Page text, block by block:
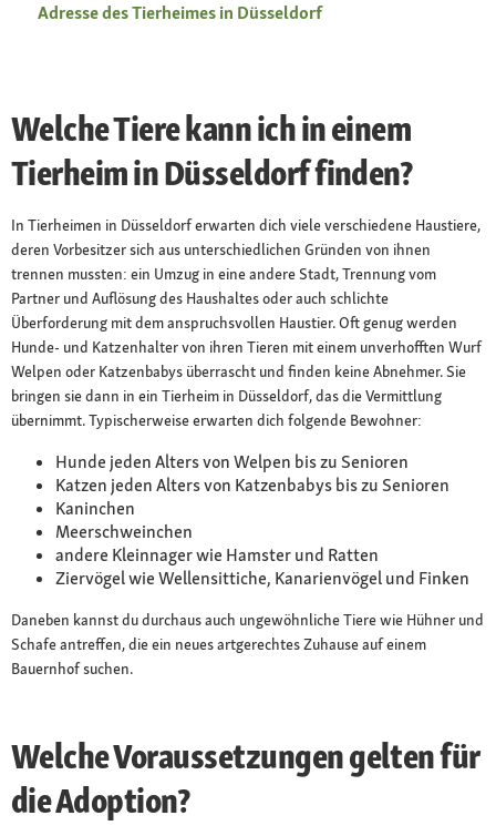
Adresse des Tierheimes in Düsseldorf
Welche Tiere kann ich in einem
Tierheim in Düsseldorf finden?
In Tierheimen in Düsseldorf erwarten dich viele verschiedene Haustiere,
deren Vorbesitzer sich aus unterschiedlichen Gründen von ihnen
trennen mussten: ein Umzug in eine andere Stadt, Trennung vom
Partner und Auflösung des Haushaltes oder auch schlichte
Überforderung mit dem anspruchsvollen Haustier. Oft genug werden
Hunde- und Katzenhalter von ihren Tieren mit einem unverhofften Wurf
Welpen oder Katzenbabys überrascht und finden keine Abnehmer. Sie
bringen sie dann in ein Tierheim in Düsseldorf, das die Vermittlung
übernimmt. Typischerweise erwarten dich folgende Bewohner:
Hunde jeden Alters von Welpen bis zu Senioren
Katzen jeden Alters von Katzenbabys bis zu Senioren
Kaninchen
Meerschweinchen
andere Kleinnager wie Hamster und Ratten
Ziervögel wie Wellensittiche, Kanarienvögel und Finken
Daneben kannst du durchaus auch ungewöhnliche Tiere wie Hühner und
Schafe antreffen, die ein neues artgerechtes Zuhause auf einem
Bauernhof suchen.
Welche Voraussetzungen gelten für
die Adoption?